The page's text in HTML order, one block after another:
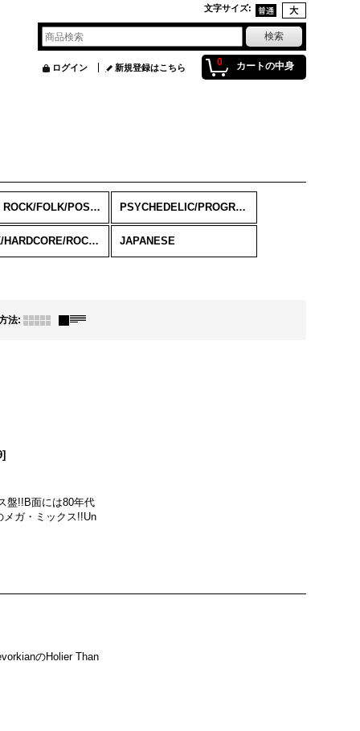
文字サイズ:
0 カートの中身
ログイン 新規登録はこちら
SOFT ROCK/FOLK/POST ROCK/ACOUSTIC PSYCHEDELIC/PROGRESSIVE/JAZZ ROCK
PUNK/HARDCORE/ROCKABILLY/SKA JAPANESE
法:
]
盤!!B面には80年代
メガ・ミックス!!Un
のHolier Than